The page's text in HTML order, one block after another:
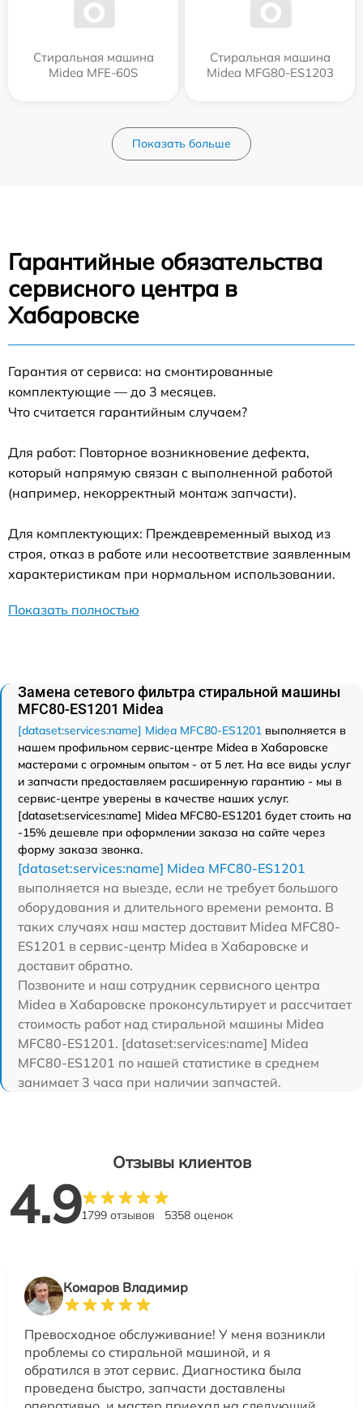
Стиральная машина
Midea MFE-60S
Стиральная машина
Midea MFG80-ES1203
Показать больше
Гарантийные обязательства
сервисного центра в
Хабаровске
Гарантия от сервиса: на смонтированные
комплектующие — до 3 месяцев.
Что считается гарантийным случаем?
Для работ: Повторное возникновение дефекта,
который напрямую связан с выполненной работой
(например, некорректный монтаж запчасти).
Для комплектующих: Преждевременный выход из
строя, отказ в работе или несоответствие заявленным
характеристикам при нормальном использовании.
Показать полностью
Замена сетевого фильтра стиральной машины
MFC80-ES1201 Midea
[dataset:services:name] Midea MFC80-ES1201 выполняется в
нашем профильном сервис-центре Midea в Хабаровске
мастерами с огромным опытом - от 5 лет. На все виды услуг
и запчасти предоставляем расширенную гарантию - мы в
сервис-центре уверены в качестве наших услуг.
[dataset:services:name] Midea MFC80-ES1201 будет стоить на
-15% дешевле при оформлении заказа на сайте через
форму заказа звонка.
[dataset:services:name] Midea MFC80-ES1201
выполняется на выезде, если не требует большого
оборудования и длительного времени ремонта. В
таких случаях наш мастер доставит Midea MFC80-
ES1201 в сервис-центр Midea в Хабаровске и
доставит обратно.
Позвоните и наш сотрудник сервисного центра
Midea в Хабаровске проконсультирует и рассчитает
стоимость работ над стиральной машины Midea
MFC80-ES1201. [dataset:services:name] Midea
MFC80-ES1201 по нашей статистике в среднем
занимает 3 часа при наличии запчастей.
Отзывы клиентов
4.91799 отзывов 5358 оценок
Комаров Владимир
Превосходное обслуживание! У меня возникли
проблемы со стиральной машиной, и я
обратился в этот сервис. Диагностика была
проведена быстро, запчасти доставлены